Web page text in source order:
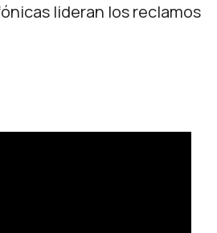
lideran los reclamos